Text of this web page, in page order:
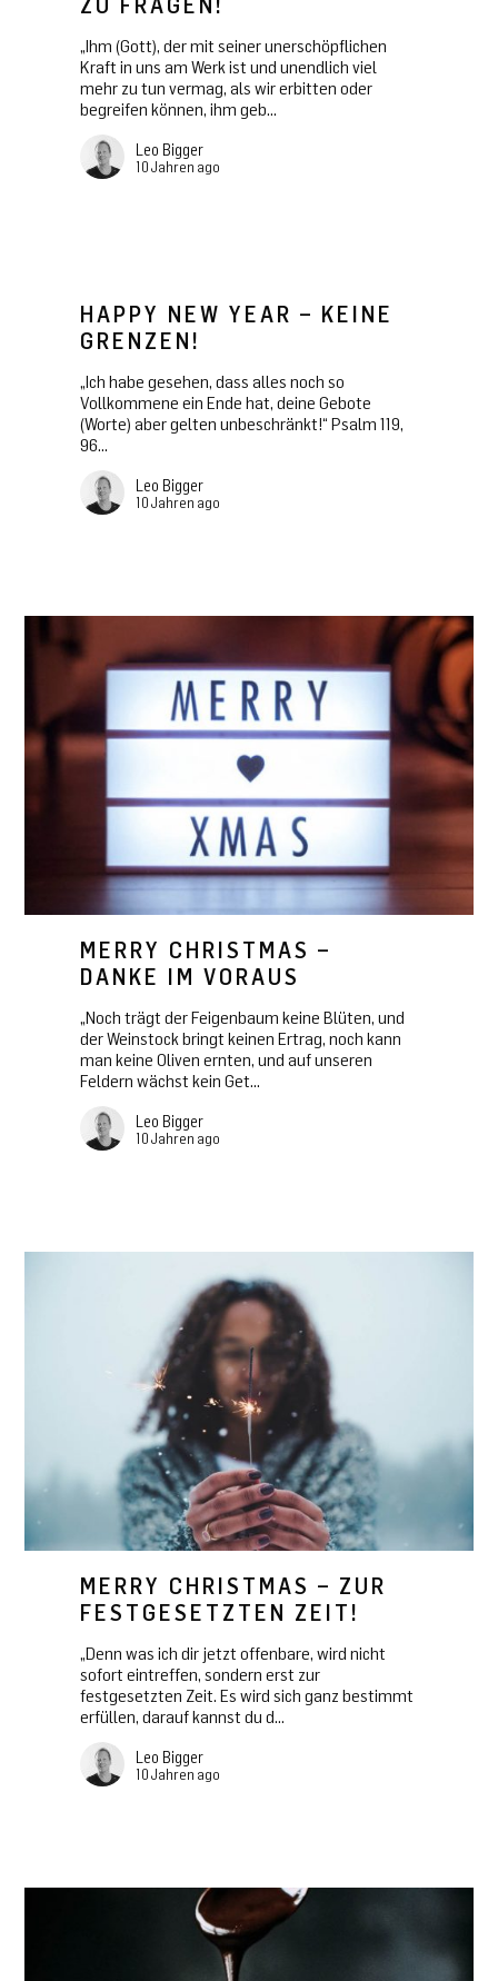
„Ihm (Gott), der mit seiner unerschöpflichen
Kraft in uns am Werk ist und unendlich viel
mehr zu tun vermag, als wir erbitten oder
begreifen können, ihm geb...
Leo Bigger
10 Jahren ago
HAPPY NEW YEAR – KEINE
GRENZEN!
„Ich habe gesehen, dass alles noch so
Vollkommene ein Ende hat, deine Gebote
(Worte) aber gelten unbeschränkt!“ Psalm 119,
96...
Leo Bigger
10 Jahren ago
MERRY CHRISTMAS –
DANKE IM VORAUS
„Noch trägt der Feigenbaum keine Blüten, und
der Weinstock bringt keinen Ertrag, noch kann
man keine Oliven ernten, und auf unseren
Feldern wächst kein Get...
Leo Bigger
10 Jahren ago
MERRY CHRISTMAS – ZUR
FESTGESETZTEN ZEIT!
„Denn was ich dir jetzt offenbare, wird nicht
sofort eintreffen, sondern erst zur
festgesetzten Zeit. Es wird sich ganz bestimmt
erfüllen, darauf kannst du d...
Leo Bigger
10 Jahren ago